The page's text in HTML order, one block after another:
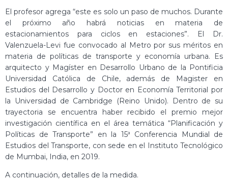
El profesor agrega “este es solo un paso de muchos. Durante
el próximo año habrá noticias en materia de
estacionamientos para ciclos en estaciones”. El Dr.
Valenzuela-Levi fue convocado al Metro por sus méritos en
materia de políticas de transporte y economía urbana. Es
arquitecto y Magíster en Desarrollo Urbano de la Pontificia
Universidad Católica de Chile, además de Magister en
Estudios del Desarrollo y Doctor en Economía Territorial por
la Universidad de Cambridge (Reino Unido). Dentro de su
trayectoria se encuentra haber recibido el premio mejor
investigación científica en el área temática “Planificación y
Políticas de Transporte” en la 15ª Conferencia Mundial de
Estudios del Transporte, con sede en el Instituto Tecnológico
de Mumbai, India, en 2019.
A continuación, detalles de la medida.